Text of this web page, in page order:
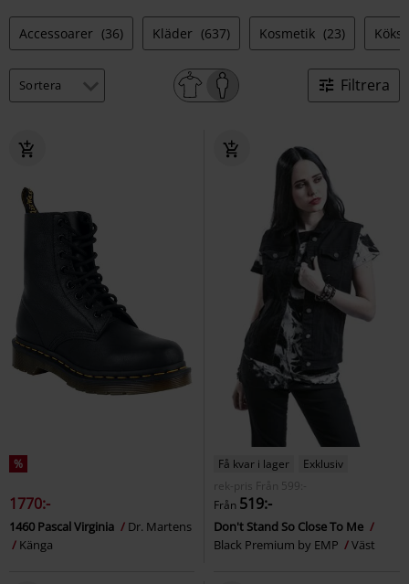
Accessoarer (36) Kläder (637) Kosmetik (23)
Filtrera
%
1770:-
1460 Pascal Virginia
Dr. Martens
Känga
Få kvar i lager
Exklusiv
rek-pris
Från
599:-
Från 519:-
Don't Stand So Close To Me
Black Premium by EMP
Väst